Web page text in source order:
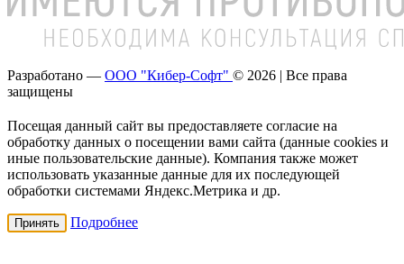
Разработано — ООО "Кибер-Софт" © 2026 | Все права
защищены
Посещая данный сайт вы предоставляете согласие на
обработку данных о посещении вами сайта (данные cookies и
иные пользовательские данные). Компания также может
использовать указанные данные для их последующей
обработки системами Яндекс.Метрика и др.
Принять Подробнее